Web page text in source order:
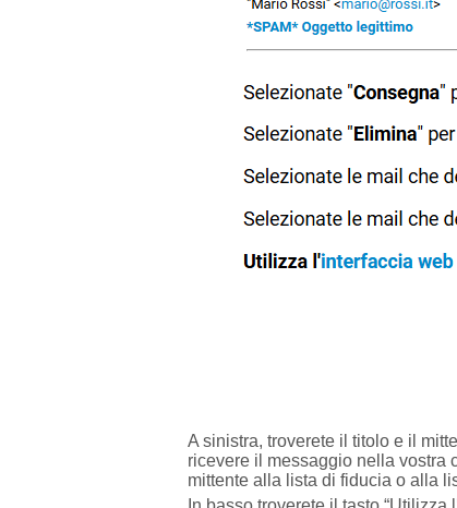
A sinistra, troverete il titolo e il
ricevere il messaggio nella vostra
mittente alla lista di fiducia o alla